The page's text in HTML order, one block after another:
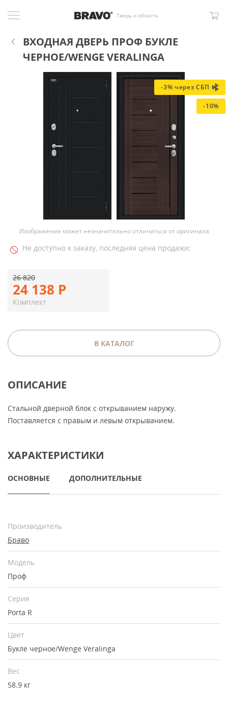
Тверь и область
ВХОДНАЯ ДВЕРЬ ПРОФ БУКЛЕ
ЧЕРНОЕ/WENGE VERALINGA
-3% через СБП
-10%
Изображение может незначительно отличаться от оригинала
Не доступно к заказу, последняя цена продажи:
24 138 Р
26 820
Комплект
В КАТАЛОГ
ОПИСАНИЕ
Стальной дверной блок с открыванием наружу.
Поставляется с правым и левым открыванием.
ХАРАКТЕРИСТИКИ
ОСНОВНЫЕ ДОПОЛНИТЕЛЬНЫЕ
Производитель
Браво
Модель
Проф
Серия
Porta R
Цвет
Букле черное/Wenge Veralinga
Вес
58.9 кг